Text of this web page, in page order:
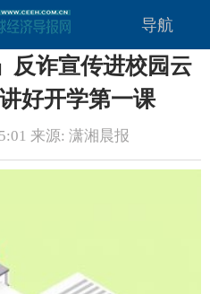
导航
反诈宣传进校园云
好开学第一课
来源: 潇湘晨报